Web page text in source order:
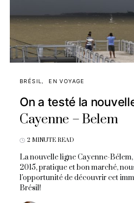
BRÉSIL EN VOYAGE
On a testé la
Cayenne – Belem
2 MINUTE READ
La nouvelle ligne Cayenne-
2015, pratique et bon marché,
l'opportunité de découvrir cet
Brésil!